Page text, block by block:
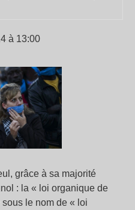
à 13:00
grâce à sa majorité
: la « loi organique de
le nom de « loi